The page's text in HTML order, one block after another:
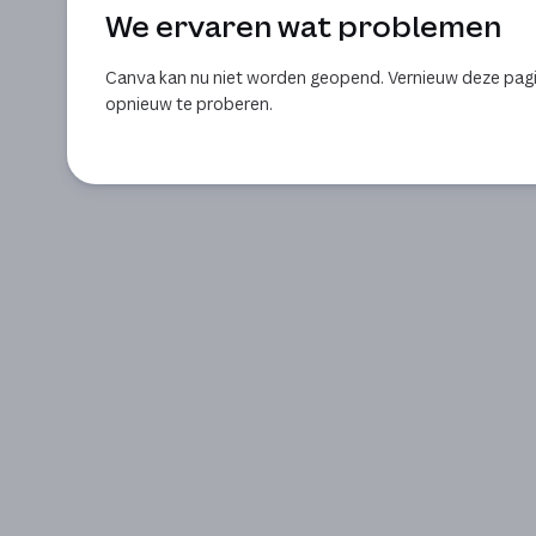
We ervaren wat problemen
Canva kan nu niet worden geopend. Vernieuw deze
opnieuw te proberen.